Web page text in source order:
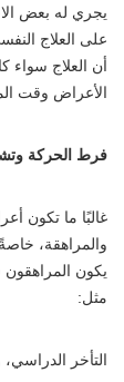
يجري له بعض
على العلاج
أن العلاج سواء
الأعراض وقت
فرط الحركة
غالبًا ما تكون
والمراهقة،
يكون المراهقون
مثل:
التأخر الدراسي،